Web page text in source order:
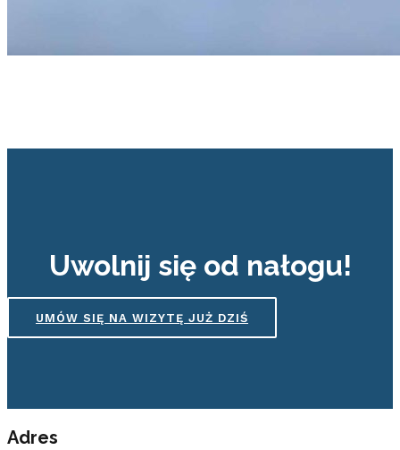
Uwolnij się od nałogu!
UMÓW SIĘ NA WIZYTĘ JUŻ DZIŚ
Adres